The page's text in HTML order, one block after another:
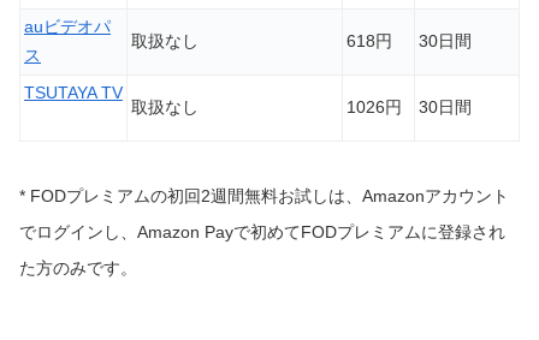
auビデオパ
ス
取扱なし 618円 30日間
TSUTAYA TV
取扱なし
1026円 30日間
* FODプレミアムの初回2週間無料お試しは、Amazonアカウント
でログインし、Amazon Payで初めてFODプレミアムに登録され
た方のみです。